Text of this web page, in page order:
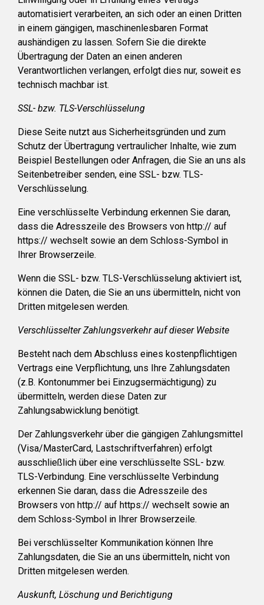
automatisiert verarbeiten, an sich oder an einen Dritten
in einem gängigen, maschinenlesbaren Format
aushändigen zu lassen. Sofern Sie die direkte
Übertragung der Daten an einen anderen
Verantwortlichen verlangen, erfolgt dies nur, soweit es
technisch machbar ist.
SSL- bzw. TLS-Verschlüsselung
Diese Seite nutzt aus Sicherheitsgründen und zum
Schutz der Übertragung vertraulicher Inhalte, wie zum
Beispiel Bestellungen oder Anfragen, die Sie an uns als
Seitenbetreiber senden, eine SSL- bzw. TLS-
Verschlüsselung.
Eine verschlüsselte Verbindung erkennen Sie daran,
dass die Adresszeile des Browsers von http:// auf
https:// wechselt sowie an dem Schloss-Symbol in
Ihrer Browserzeile.
Wenn die SSL- bzw. TLS-Verschlüsselung aktiviert ist,
können die Daten, die Sie an uns übermitteln, nicht von
Dritten mitgelesen werden.
Verschlüsselter Zahlungsverkehr auf dieser Website
Besteht nach dem Abschluss eines kostenpflichtigen
Vertrags eine Verpflichtung, uns Ihre Zahlungsdaten
(z.B. Kontonummer bei Einzugsermächtigung) zu
übermitteln, werden diese Daten zur
Zahlungsabwicklung benötigt.
Der Zahlungsverkehr über die gängigen Zahlungsmittel
(Visa/MasterCard, Lastschriftverfahren) erfolgt
ausschließlich über eine verschlüsselte SSL- bzw.
TLS-Verbindung. Eine verschlüsselte Verbindung
erkennen Sie daran, dass die Adresszeile des
Browsers von http:// auf https:// wechselt sowie an
dem Schloss-Symbol in Ihrer Browserzeile.
Bei verschlüsselter Kommunikation können Ihre
Zahlungsdaten, die Sie an uns übermitteln, nicht von
Dritten mitgelesen werden.
Auskunft, Löschung und Berichtigung